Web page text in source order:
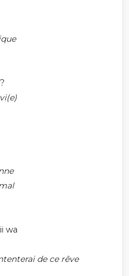
wa
de ce rêve